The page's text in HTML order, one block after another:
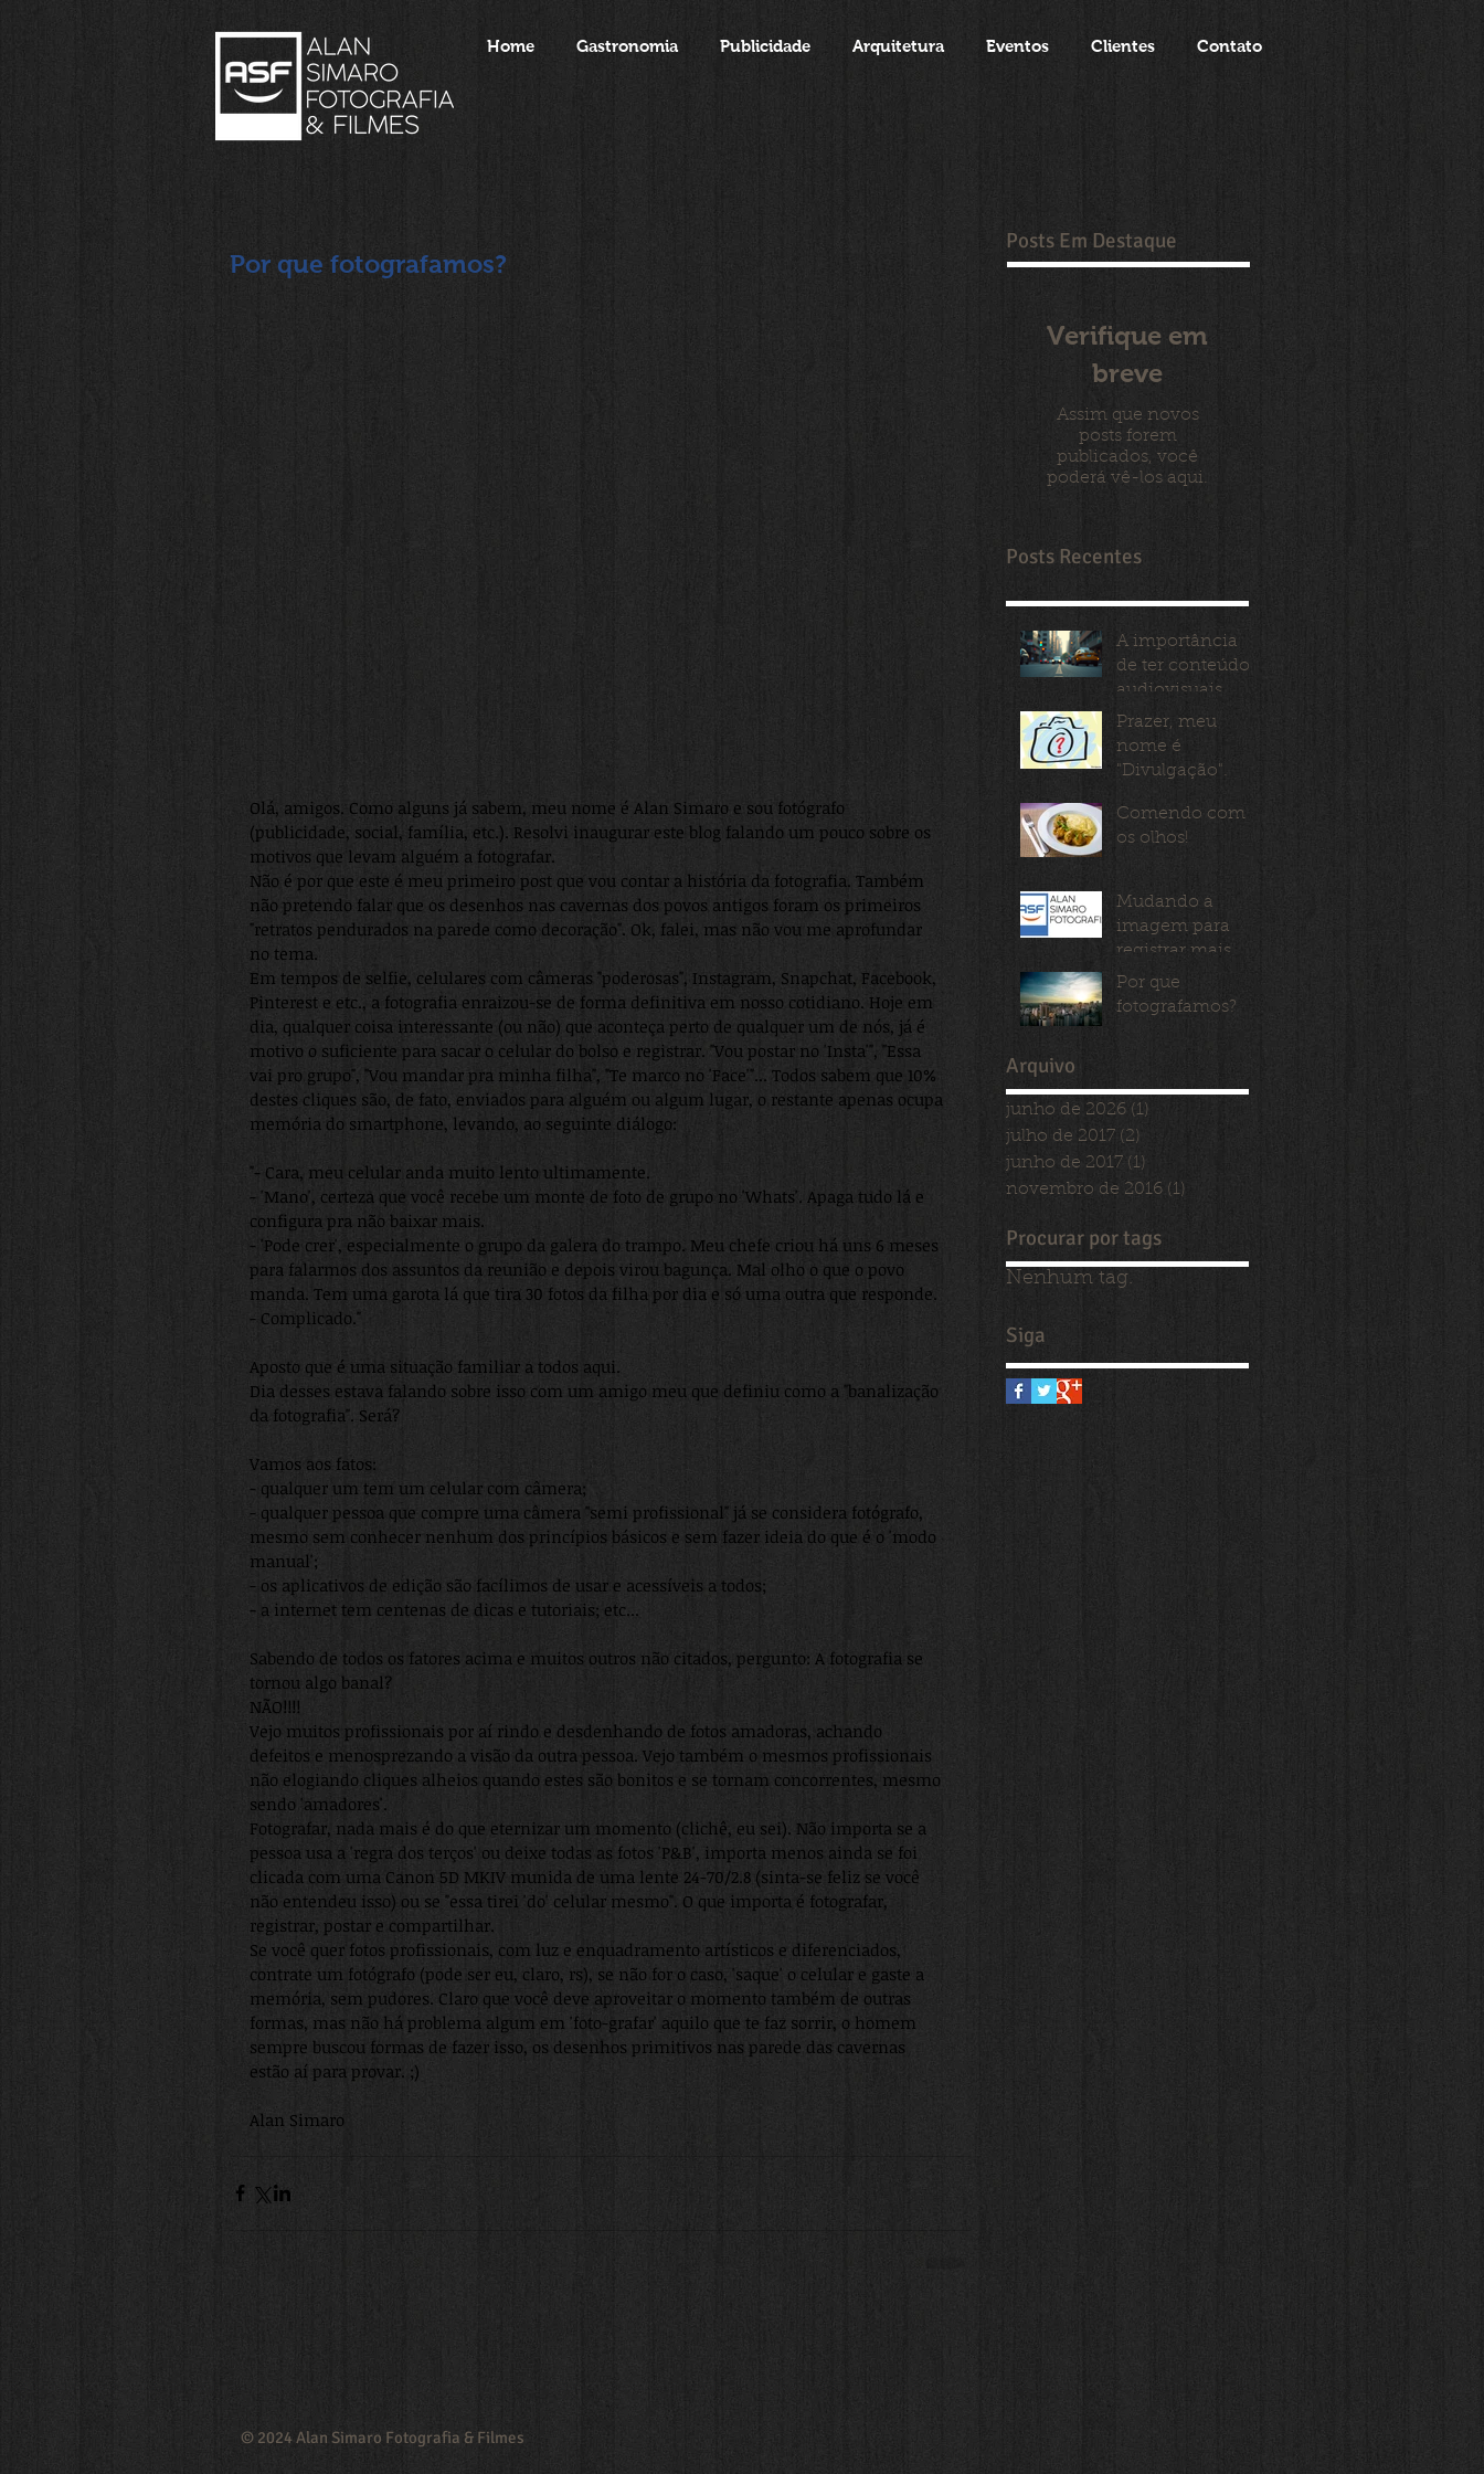
Home Gastronomia Publicidade Arquitetura Eventos Clientes Contato
Por que fotografamos?
Olá, amigos. Como alguns já sabem, meu nome é Alan Simaro e sou fotógrafo
(publicidade, social, família, etc.). Resolvi inaugurar este blog falando um pouco sobre os
motivos que levam alguém a fotografar.
Não é por que este é meu primeiro post que vou contar a história da fotografia. Também
não pretendo falar que os desenhos nas cavernas dos povos antigos foram os primeiros
"retratos pendurados na parede como decoração". Ok, falei, mas não vou me aprofundar
no tema.
Em tempos de selfie, celulares com câmeras "poderosas", Instagram, Snapchat, Facebook,
Pinterest e etc., a fotografia enraizou-se de forma definitiva em nosso cotidiano. Hoje em
dia, qualquer coisa interessante (ou não) que aconteça perto de qualquer um de nós, já é
motivo o suficiente para sacar o celular do bolso e registrar. "Vou postar no 'Insta'", "Essa
vai pro grupo", "Vou mandar pra minha filha", "Te marco no 'Face'"... Todos sabem que 10%
destes cliques são, de fato, enviados para alguém ou algum lugar, o restante apenas ocupa
memória do smartphone, levando, ao seguinte diálogo:
"- Cara, meu celular anda muito lento ultimamente.
- 'Mano', certeza que você recebe um monte de foto de grupo no 'Whats'. Apaga tudo lá e
configura pra não baixar mais.
- 'Pode crer', especialmente o grupo da galera do trampo. Meu chefe criou há uns 6 meses
para falarmos dos assuntos da reunião e depois virou bagunça. Mal olho o que o povo
manda. Tem uma garota lá que tira 30 fotos da filha por dia e só uma outra que responde.
- Complicado."
Aposto que é uma situação familiar a todos aqui.
Dia desses estava falando sobre isso com um amigo meu que definiu como a "banalização
da fotografia". Será?
Vamos aos fatos:
- qualquer um tem um celular com câmera;
- qualquer pessoa que compre uma câmera "semi profissional" já se considera fotógrafo,
mesmo sem conhecer nenhum dos princípios básicos e sem fazer ideia do que é o 'modo
manual';
- os aplicativos de edição são facílimos de usar e acessíveis a todos;
- a internet tem centenas de dicas e tutoriais; etc...
Sabendo de todos os fatores acima e muitos outros não citados, pergunto: A fotografia se
tornou algo banal?
NÃO!!!!
Vejo muitos profissionais por aí rindo e desdenhando de fotos amadoras, achando
defeitos e menosprezando a visão da outra pessoa. Vejo também o mesmos profissionais
não elogiando cliques alheios quando estes são bonitos e se tornam concorrentes, mesmo
sendo 'amadores'.
Fotografar, nada mais é do que eternizar um momento (clichê, eu sei). Não importa se a
pessoa usa a 'regra dos terços' ou deixe todas as fotos 'P&B', importa menos ainda se foi
clicada com uma Canon 5D MKIV munida de uma lente 24-70/2.8 (sinta-se feliz se você
não entendeu isso) ou se "essa tirei 'do' celular mesmo". O que importa é fotografar,
registrar, postar e compartilhar.
Se você quer fotos profissionais, com luz e enquadramento artísticos e diferenciados,
contrate um fotógrafo (pode ser eu, claro, rs), se não for o caso, 'saque' o celular e gaste a
memória, sem pudores. Claro que você deve aproveitar o momento também de outras
formas, mas não há problema algum em 'foto-grafar' aquilo que te faz sorrir, o homem
sempre buscou formas de fazer isso, os desenhos primitivos nas parede das cavernas
estão aí para provar. ;)
Alan Simaro
Posts Em Destaque
Verifique em
breve
Assim que novos
posts forem
publicados, você
poderá vê-los aqui.
Posts Recentes
A importância
de ter conteúdos
audiovisuais
para a sua marca
Prazer, meu
nome é
"Divulgação".
Comendo com
os olhos!
Mudando a
imagem para
registrar mais
imagens
Por que
fotografamos?
Arquivo
junho de 2026 (1)
julho de 2017 (2)
junho de 2017 (1)
novembro de 2016 (1)
Procurar por tags
Nenhum tag.
Siga
© 2024 Alan Simaro Fotografia & Filmes